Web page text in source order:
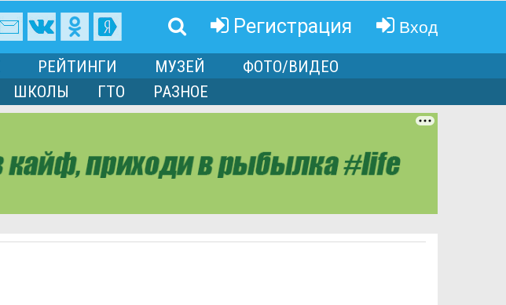
Регистрация Вход
РЕЙТИНГИ МУЗЕЙ
ФОТО/ВИДЕО
ШКОЛЫ ГТО РАЗНОЕ